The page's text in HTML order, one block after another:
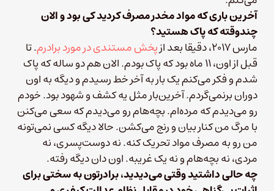
آخرین باری که مواد مخدر مصرف کردید کی بود و الان
چندوقته که پاک هستید؟
مارس ۲۰۱۷، دقیقا بعد از
پخش مستندی در مورد برادرم. تا
قبل از اون، ۱۱ ماه بود که پاک بودم. الان هم دو ساله که پاک
شدم و فکر می‌کنم یک بار به آخر خط رسیدم و دیگه به اون
دوران برنمی‌گردم. آخرین‌بار مثل یه کشف و شهود بود. خودم
رو می‌دیدم که مرده‌ام. بچه‌هام رو می‌دیدم که سعی می‌کنن
با مرگ من کنار بیان و رنج می‌کشن. حالا دیگه کسی نمی‌تونه
من رو به مصرف مواد تحریک کنه. نه دوست‌پسری، نه
مردی، نه بچه‌هام و نه یک غریبه. اون دان دیگه رفته.
چه حالی داشتید وقتی می‌دیدید، برادرتون به سختی برای